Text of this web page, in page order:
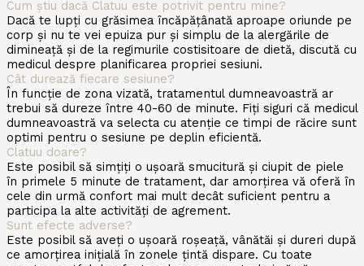
Cum știu dacă Clatuu este potrivit pentru mine?
Dacă te lupți cu grăsimea încăpățânată aproape oriunde pe
corp și nu te vei epuiza pur și simplu de la alergările de
dimineață și de la regimurile costisitoare de dietă, discută cu
medicul despre planificarea propriei sesiuni.
Cât durează fiecare sesiune?
În funcție de zona vizată, tratamentul dumneavoastră ar
trebui să dureze între 40-60 de minute. Fiți siguri că medicul
dumneavoastră va selecta cu atenție ce timpi de răcire sunt
optimi pentru o sesiune pe deplin eficientă.
Clatuu doare?
Este posibil să simțiți o ușoară smucitură și ciupit de piele
în primele 5 minute de tratament, dar amorțirea vă oferă în
cele din urmă confort mai mult decât suficient pentru a
participa la alte activități de agrement.
Sunt efecte adverse?
Este posibil să aveți o ușoară roșeață, vânătăi și dureri după
ce amorțirea inițială în zonele țintă dispare. Cu toate